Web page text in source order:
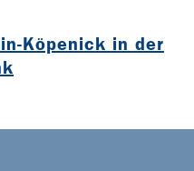
Köpenick in der